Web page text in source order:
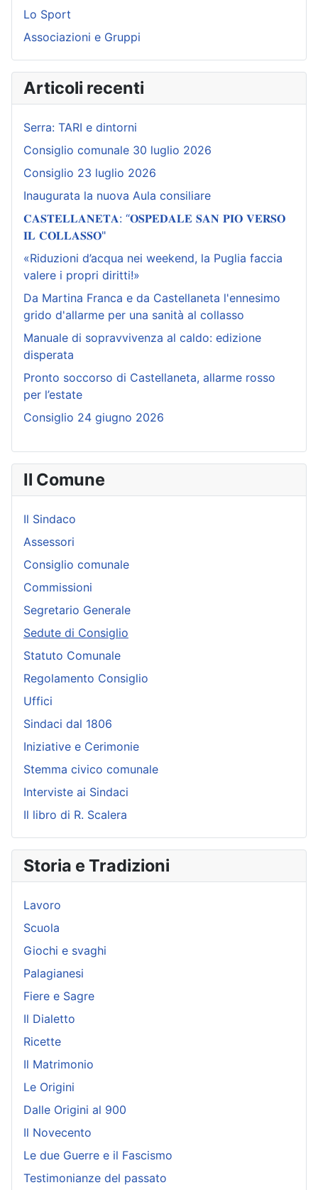
Lo Sport
Associazioni e Gruppi
Articoli recenti
Serra: TARI e dintorni
Consiglio comunale 30 luglio 2026
Consiglio 23 luglio 2026
Inaugurata la nuova Aula consiliare
𝐂𝐀𝐒𝐓𝐄𝐋𝐋𝐀𝐍𝐄𝐓𝐀: “𝐎𝐒𝐏𝐄𝐃𝐀𝐋𝐄 𝐒𝐀𝐍 𝐏𝐈𝐎 𝐕𝐄𝐑𝐒𝐎
𝐈𝐋 𝐂𝐎𝐋𝐋𝐀𝐒𝐒𝐎"
«Riduzioni d’acqua nei weekend, la Puglia faccia
valere i propri diritti!»
Da Martina Franca e da Castellaneta l'ennesimo
grido d'allarme per una sanità al collasso
Manuale di sopravvivenza al caldo: edizione
disperata
Pronto soccorso di Castellaneta, allarme rosso
per l’estate
Consiglio 24 giugno 2026
Il Comune
Il Sindaco
Assessori
Consiglio comunale
Commissioni
Segretario Generale
Sedute di Consiglio
Statuto Comunale
Regolamento Consiglio
Uffici
Sindaci dal 1806
Iniziative e Cerimonie
Stemma civico comunale
Interviste ai Sindaci
Il libro di R. Scalera
Storia e Tradizioni
Lavoro
Scuola
Giochi e svaghi
Palagianesi
Fiere e Sagre
Il Dialetto
Ricette
Il Matrimonio
Le Origini
Dalle Origini al 900
Il Novecento
Le due Guerre e il Fascismo
Testimonianze del passato